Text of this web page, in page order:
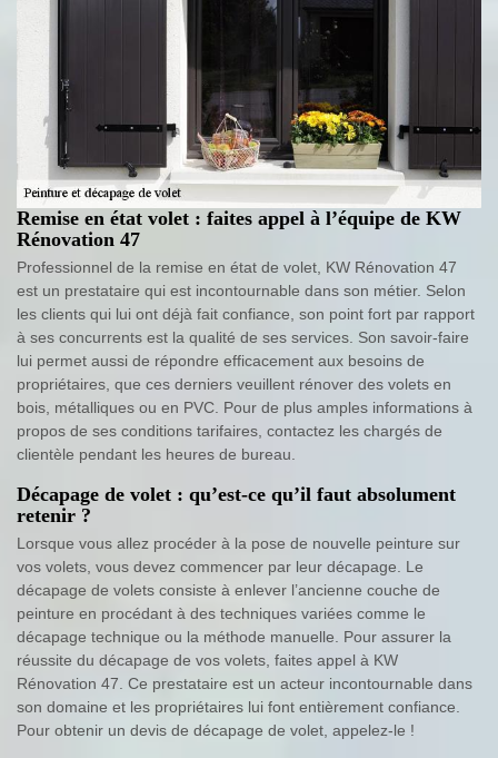
Remise en état volet : faites appel à l’équipe de KW
Rénovation 47
Professionnel de la remise en état de volet, KW Rénovation 47
est un prestataire qui est incontournable dans son métier. Selon
les clients qui lui ont déjà fait confiance, son point fort par rapport
à ses concurrents est la qualité de ses services. Son savoir-faire
lui permet aussi de répondre efficacement aux besoins de
propriétaires, que ces derniers veuillent rénover des volets en
bois, métalliques ou en PVC. Pour de plus amples informations à
propos de ses conditions tarifaires, contactez les chargés de
clientèle pendant les heures de bureau.
Décapage de volet : qu’est-ce qu’il faut absolument
retenir ?
Lorsque vous allez procéder à la pose de nouvelle peinture sur
vos volets, vous devez commencer par leur décapage. Le
décapage de volets consiste à enlever l’ancienne couche de
peinture en procédant à des techniques variées comme le
décapage technique ou la méthode manuelle. Pour assurer la
réussite du décapage de vos volets, faites appel à KW
Rénovation 47. Ce prestataire est un acteur incontournable dans
son domaine et les propriétaires lui font entièrement confiance.
Pour obtenir un devis de décapage de volet, appelez-le !